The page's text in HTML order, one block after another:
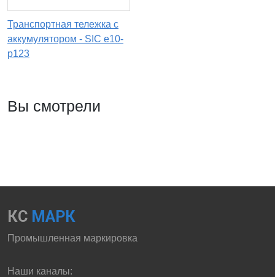
Транспортная тележка с
аккумулятором - SIC e10-
p123
Вы смотрели
КС МАРК
Промышленная маркировка
Наши каналы: